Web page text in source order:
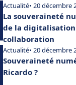
Actualité• 20 décembre
La souveraineté
de la digitalisation
collaboration
Actualité• 20 décembre
Souveraineté
Ricardo ?